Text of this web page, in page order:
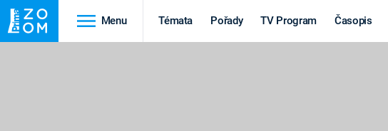
Menu Témata Pořady TV Program Časopis